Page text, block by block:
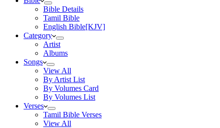
Bible Details
Tamil Bible
English Bible[KJV]
Category
Artist
Albums
Songs
View All
By Artist List
By Volumes Card
By Volumes List
Verses
Tamil Bible Verses
View All